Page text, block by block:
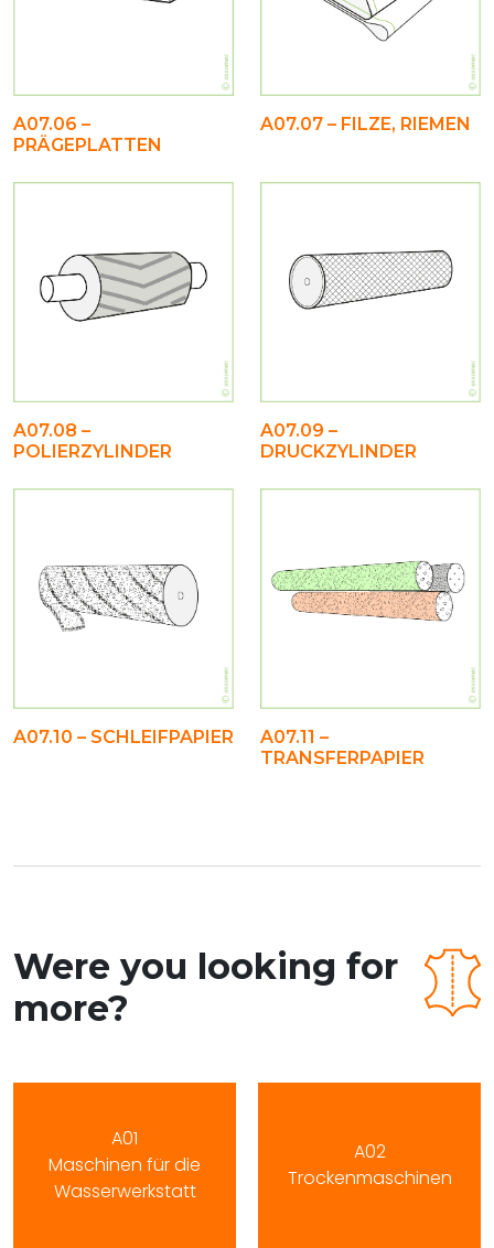
A07.06 –
PRÄGEPLATTEN
A07.07 – FILZE, RIEMEN
A07.08 –
POLIERZYLINDER
A07.09 –
DRUCKZYLINDER
A07.10 – SCHLEIFPAPIER
A07.11 –
TRANSFERPAPIER
Were you looking for
more?
A01
Maschinen für die
Wasserwerkstatt
A02
Trockenmaschinen